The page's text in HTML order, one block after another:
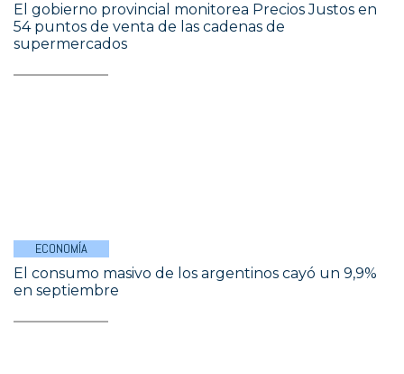
El gobierno provincial monitorea Precios Justos en
54 puntos de venta de las cadenas de
supermercados
ECONOMÍA
El consumo masivo de los argentinos cayó un 9,9%
en septiembre